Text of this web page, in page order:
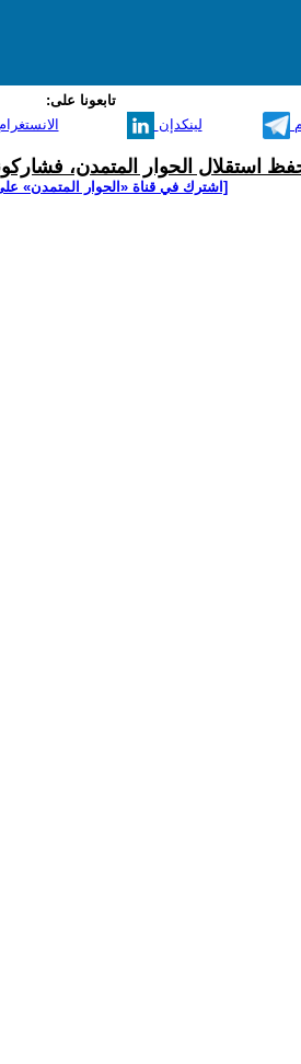
تابعونا على:
الانستغرام لينكدإن
استقلال الحوار المتمدن،
[اشترك في قناة ‫«الحوار المتمدن»